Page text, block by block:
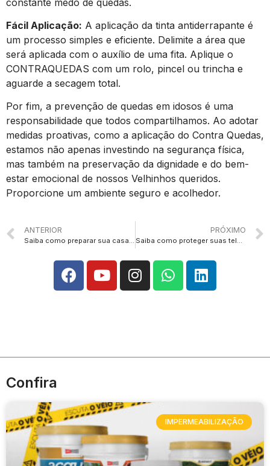
Fácil Aplicação: A aplicação da tinta antiderrapante é
um processo simples e eficiente. Delimite a área que
será aplicada com o auxílio de uma fita. Aplique o
CONTRAQUEDAS com um rolo, pincel ou trincha e
aguarde a secagem total.
Por fim, a prevenção de quedas em idosos é uma
responsabilidade que todos compartilhamos. Ao adotar
medidas proativas, como a aplicação do Contra Quedas,
estamos não apenas investindo na segurança física,
mas também na preservação da dignidade e do bem-
estar emocional de nossos Velhinhos queridos.
Proporcione um ambiente seguro e acolhedor.
ANTERIOR PRÓXIMO
Confira
IMPERMEABILIZAÇÃO